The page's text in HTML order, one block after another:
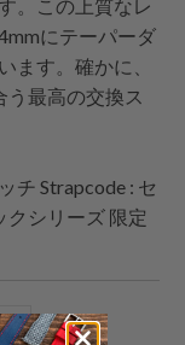
。この上質なレ
にテーパーダ
ます。確かに、
う最高の交換ス
チStrapcode : セ
クシリーズ 限定
こ